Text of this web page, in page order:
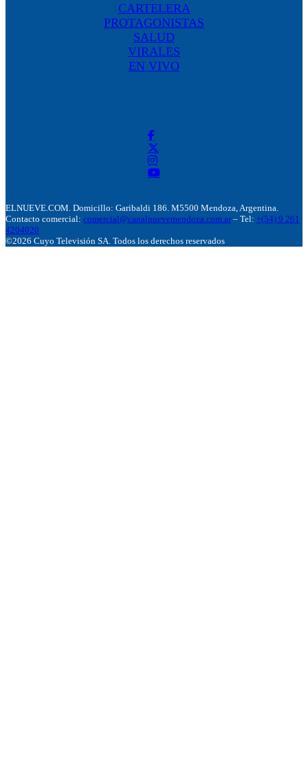
CARTELERA
PROTAGONISTAS
SALUD
VIRALES
EN VIVO
ELNUEVE.COM. Domicillo: Garibaldi 186. M5500 Mendoza, Argentina.
Contacto comercial: comercial@canalnuevemendoza.com.ar – Tel: +(54) 9 261
4204020
©2026 Cuyo Televisión SA. Todos los derechos reservados